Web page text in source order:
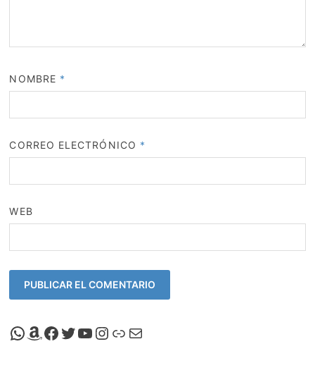
NOMBRE *
CORREO ELECTRÓNICO *
WEB
Canal de Whatsapp de Viscalacant
Comprar en Amazon
Facebook de Viscalacant
Twitter de Viscalacant
Canal de Youtube de Viscalacant
Instagram de Viscalacant
Viscalacant en Polkaverse
Correo electrónico